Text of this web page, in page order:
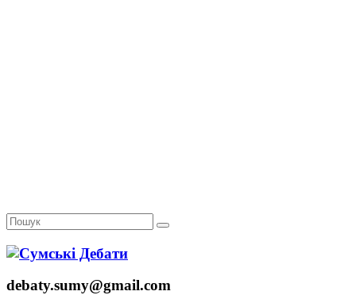
debaty.sumy@gmail.com